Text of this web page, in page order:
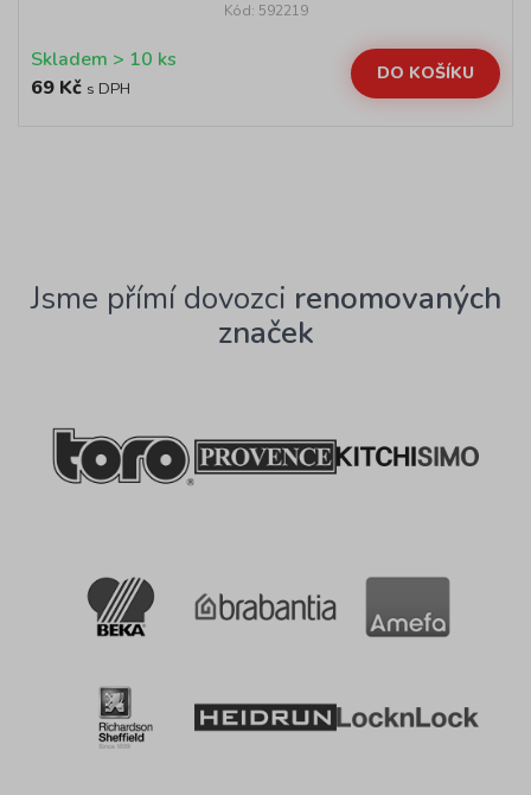
Kód: 592219
Skladem > 10 ks
69 Kč s DPH
DO KOŠÍKU
Jsme přímí dovozci renomovaných
značek